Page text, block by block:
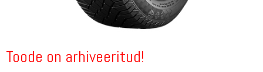
Toode on arhiveeritud!